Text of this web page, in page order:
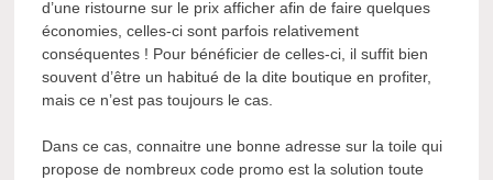
d’une ristourne sur le prix afficher afin de faire quelques
économies, celles-ci sont parfois relativement
conséquentes ! Pour bénéficier de celles-ci, il suffit bien
souvent d’être un habitué de la dite boutique en profiter,
mais ce n’est pas toujours le cas.
Dans ce cas, connaitre une bonne adresse sur la toile qui
propose de nombreux code promo est la solution toute